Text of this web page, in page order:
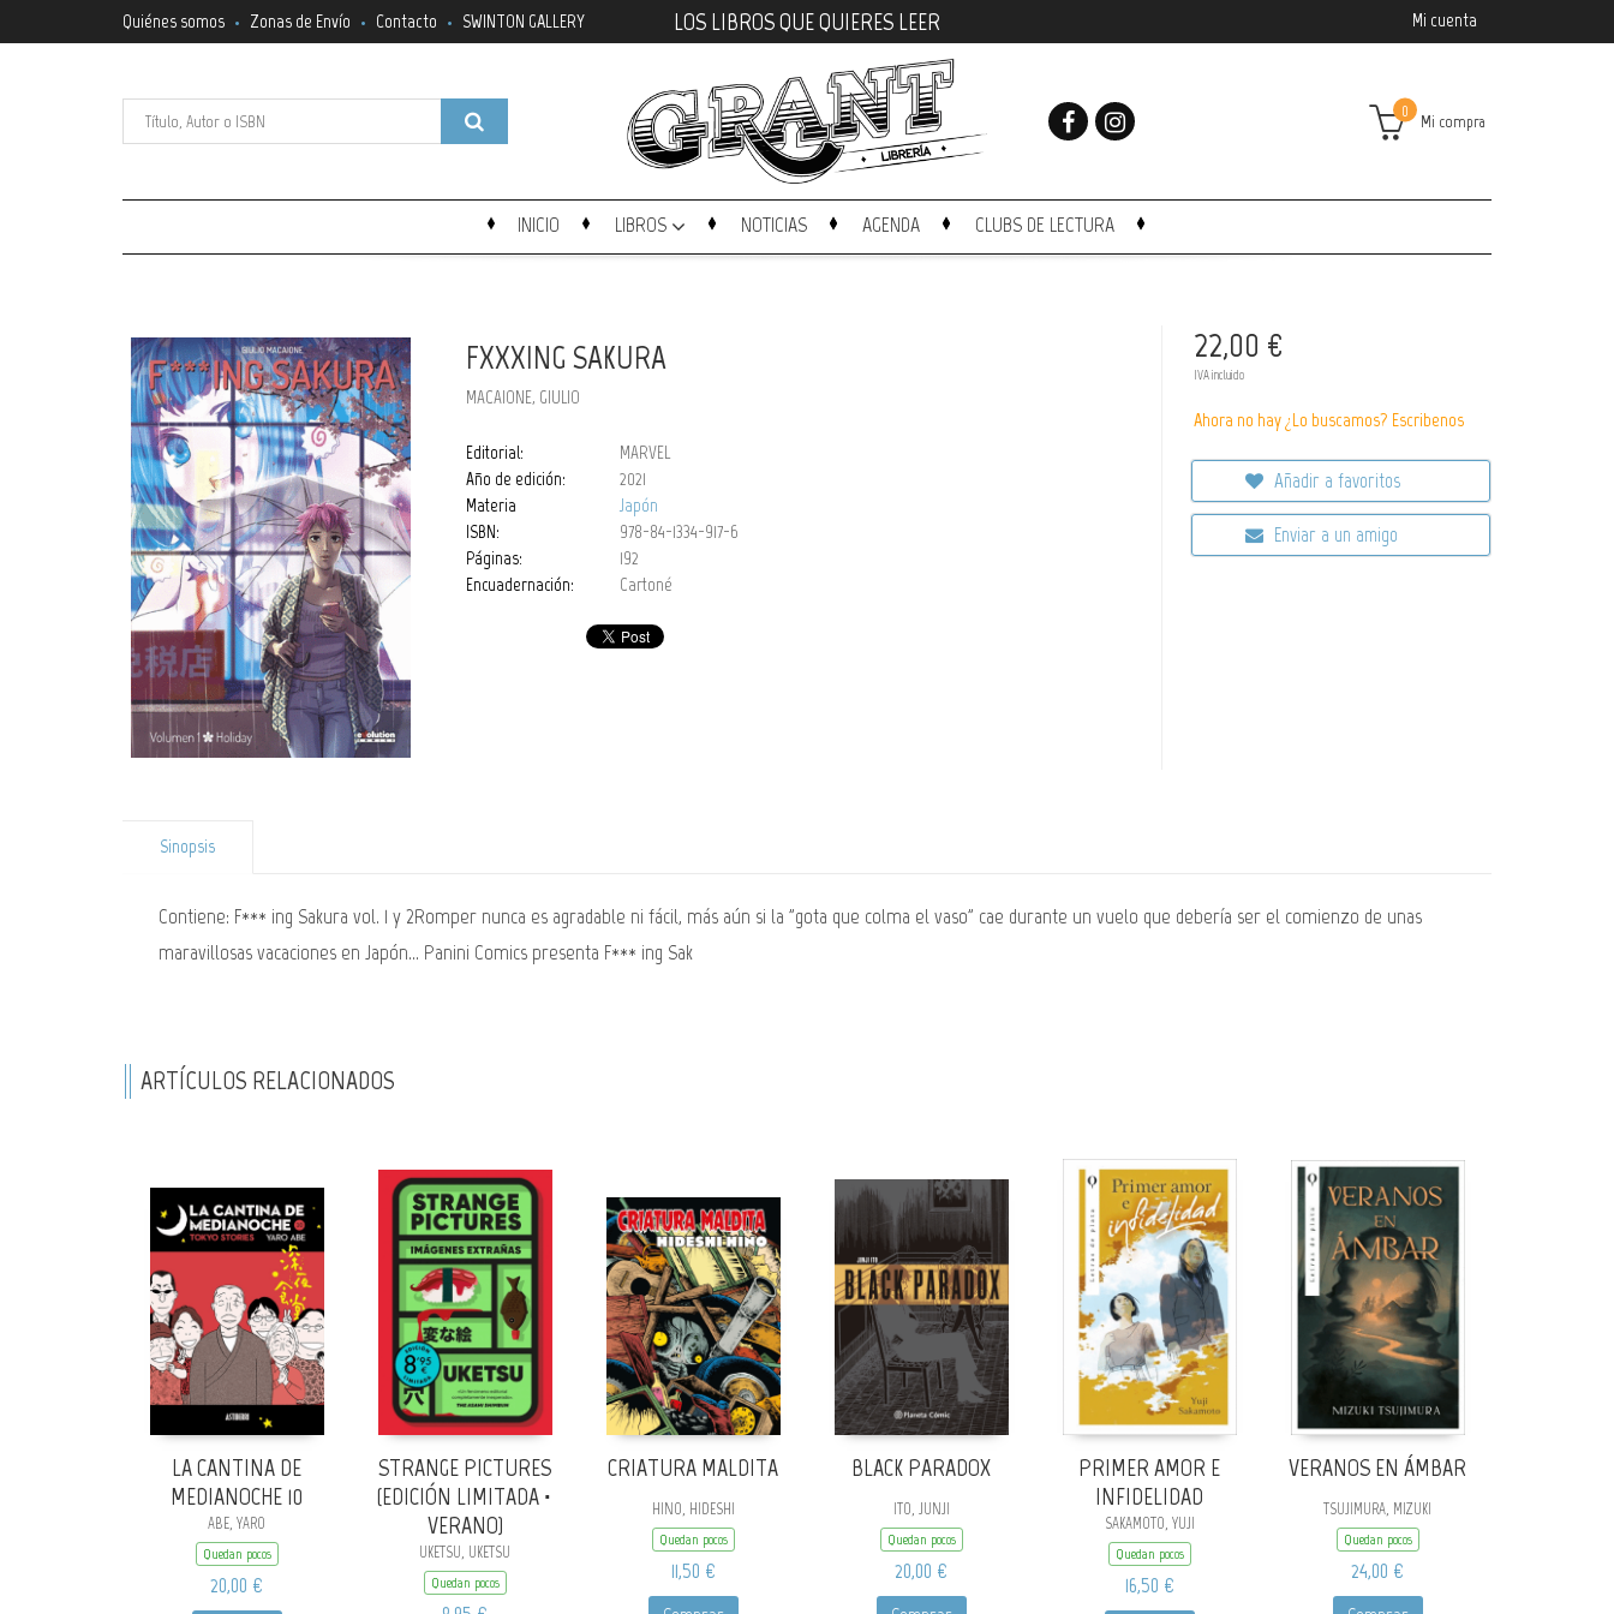
Mi cuenta
Quiénes somos Zonas de Envío Contacto SWINTON GALLERY LOS LIBROS QUE QUIERES LEER
Mi compra
0
INICIO LIBROS NOTICIAS AGENDA CLUBS DE LECTURA
FXXXING SAKURA
MACAIONE, GIULIO
Editorial:
MARVEL
Año de edición:
2021
Materia
Japón
ISBN:
978-84-1334-917-6
Páginas:
192
Encuadernación:
Cartoné
22,00 €
IVA incluido
Ahora no hay ¿Lo buscamos? Escribenos
Añadir a favoritos
Enviar a un amigo
Sinopsis
Contiene: F*** ing Sakura vol. 1 y 2Romper nunca es agradable ni fácil, más aún si la "gota que colma el vaso" cae durante un vuelo que debería ser el comienzo de unas
maravillosas vacaciones en Japón... Panini Comics presenta F*** ing Sak
ARTÍCULOS RELACIONADOS
LA CANTINA DE
MEDIANOCHE 10
ABE, YARO
Quedan pocos
20,00 €
STRANGE PICTURES
(EDICIÓN LIMITADA ·
VERANO)
UKETSU, UKETSU
Quedan pocos
CRIATURA MALDITA
HINO, HIDESHI
Quedan pocos
11,50 €
BLACK PARADOX
ITO, JUNJI
Quedan pocos
20,00 €
PRIMER AMOR E
INFIDELIDAD
SAKAMOTO, YUJI
Quedan pocos
16,50 €
VERANOS EN ÁMBAR
TSUJIMURA, MIZUKI
Quedan pocos
24,00 €